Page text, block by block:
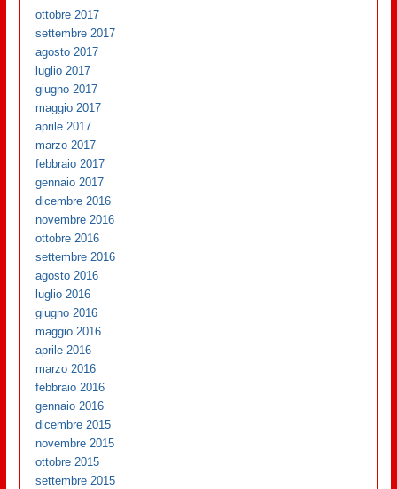
ottobre 2017
settembre 2017
agosto 2017
luglio 2017
giugno 2017
maggio 2017
aprile 2017
marzo 2017
febbraio 2017
gennaio 2017
dicembre 2016
novembre 2016
ottobre 2016
settembre 2016
agosto 2016
luglio 2016
giugno 2016
maggio 2016
aprile 2016
marzo 2016
febbraio 2016
gennaio 2016
dicembre 2015
novembre 2015
ottobre 2015
settembre 2015